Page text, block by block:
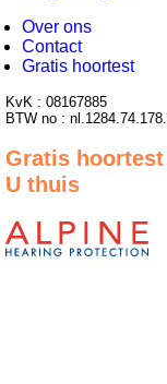
Over ons
Contact
Gratis hoortest
KvK : 08167885
BTW no :
Gratis
U thuis